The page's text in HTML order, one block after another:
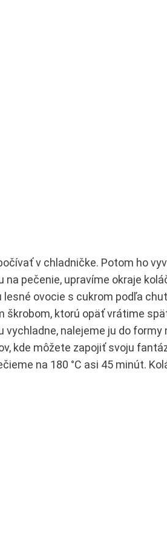
v chladničke. Potom ho
pečenie, upravíme okraje
ovocie s cukrom podľa
škrobom, ktorú opäť vrátime
nalejeme ju do formy
kde môžete zapojiť svoju
na 180 °C asi 45 minút.